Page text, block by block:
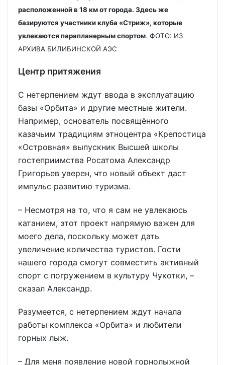
расположенной в 18 км от города. Здесь же
базируются участники клуба «Стриж», которые
увлекаются парапланерным спортом. ФОТО: ИЗ
АРХИВА БИЛИБИНСКОЙ АЭС
Центр притяжения
С нетерпением ждут ввода в эксплуатацию
базы «Орбита» и другие местные жители.
Например, основатель посвящённого
казачьим традициям этноцентра «Крепостица
«Островная» выпускник Высшей школы
гостеприимства Росатома Александр
Григорьев уверен, что новый объект даст
импульс развитию туризма.
– Несмотря на то, что я сам не увлекаюсь
катанием, этот проект напрямую важен для
моего дела, поскольку может дать
увеличение количества туристов. Гости
нашего города смогут совместить активный
спорт с погружением в культуру Чукотки, –
сказал Александр.
Разумеется, с нетерпением ждут начала
работы комплекса «Орбита» и любители
горных лыж.
– Для меня появление новой горнолыжной